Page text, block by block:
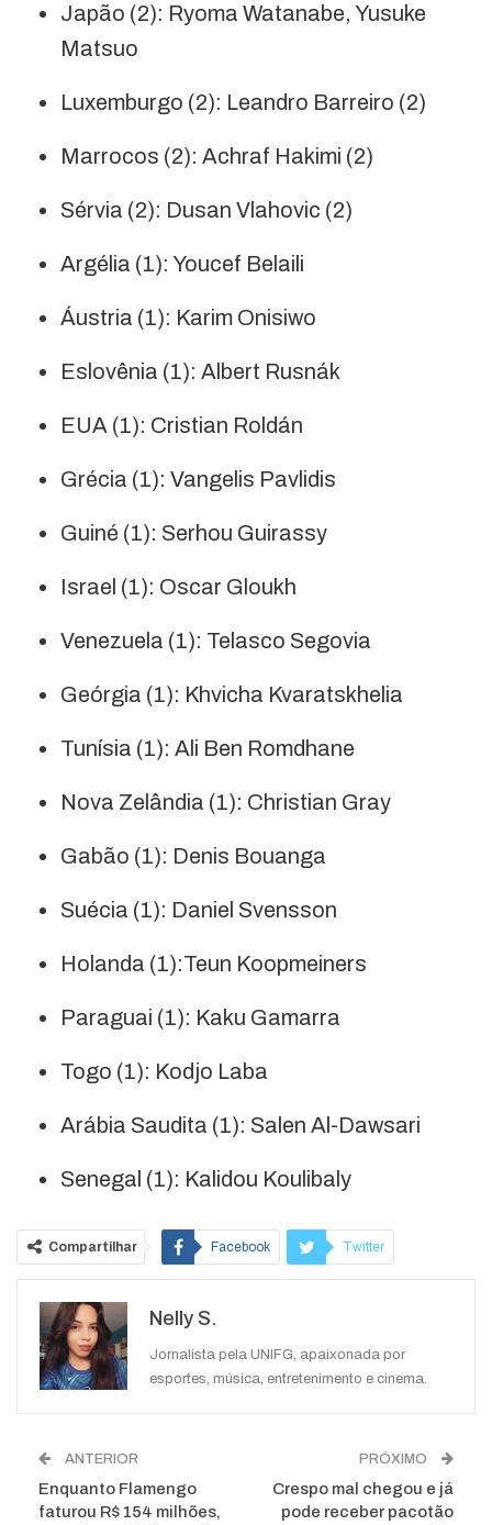
Japão (2): Ryoma Watanabe, Yusuke
Matsuo
Luxemburgo (2): Leandro Barreiro (2)
Marrocos (2): Achraf Hakimi (2)
Sérvia (2): Dusan Vlahovic (2)
Argélia (1): Youcef Belaili
Áustria (1): Karim Onisiwo
Eslovênia (1): Albert Rusnák
EUA (1): Cristian Roldán
Grécia (1): Vangelis Pavlidis
Guiné (1): Serhou Guirassy
Israel (1): Oscar Gloukh
Venezuela (1): Telasco Segovia
Geórgia (1): Khvicha Kvaratskhelia
Tunísia (1): Ali Ben Romdhane
Nova Zelândia (1): Christian Gray
Gabão (1): Denis Bouanga
Suécia (1): Daniel Svensson
Holanda (1):Teun Koopmeiners
Paraguai (1): Kaku Gamarra
Togo (1): Kodjo Laba
Arábia Saudita (1): Salen Al-Dawsari
Senegal (1): Kalidou Koulibaly
Compartilhar Facebook Twitter
WhatsApp
Nelly S.
Jornalista pela UNIFG, apaixonada por
esportes, música, entretenimento e cinema.
ANTERIOR
Enquanto Flamengo
faturou R$ 154 milhões,
PRÓXIMO
Crespo mal chegou e já
pode receber pacotão